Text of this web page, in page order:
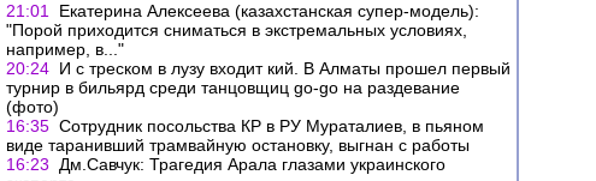
21:01
Екатерина Алексеева (казахстанская супер-модель):
"Порой приходится сниматься в экстремальных условиях,
например, в..."
20:24 И с треском в лузу входит кий. В Алматы прошел первый
турнир в бильярд среди танцовщиц go-go на раздевание
(фото)
16:35 Сотрудник посольства КР в РУ Мураталиев, в пьяном
виде таранивший трамвайную остановку, выгнан с работы
16:23
Дм.Савчук: Трагедия Арала глазами украинского